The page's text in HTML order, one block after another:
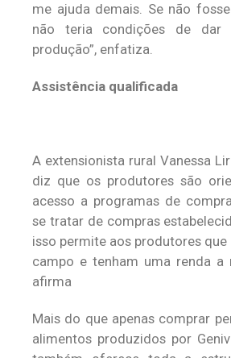
me ajuda demais. Se não
não teria condições de dar
produção”, enfatiza.
Assistência qualificada
A extensionista rural Vanessa
diz que os produtores são
acesso a programas de
se tratar de compras
isso permite aos produtores
campo e tenham uma renda a
afirma
Mais do que apenas comprar
alimentos produzidos por